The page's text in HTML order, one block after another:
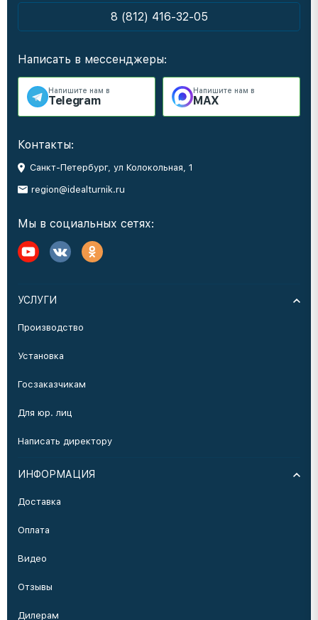
8 (812) 416-32-05
Написать в мессенджеры:
Напишите нам в
Telegram
Напишите нам в
MAX
Контакты:
Санкт-Петербург, ул Колокольная, 1
region@idealturnik.ru
Мы в социальных сетях:
УСЛУГИ
Производство
Установка
Госзаказчикам
Для юр. лиц
Написать директору
ИНФОРМАЦИЯ
Доставка
Оплата
Видео
Отзывы
Дилерам